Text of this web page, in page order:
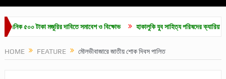
৫০০ টাকা মজুরির দাবিতে সমাবেশ ও বিক্ষোভ হাকালুকি যুব সাহিত্য পরিষদের ক্যারিয়ার
HOME FEATURE মৌলভীবাজারে জাতীয় শোক দিবস পালিত